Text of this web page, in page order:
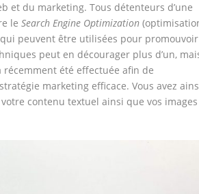
et du marketing. Tous détenteurs d’une
leSearch Engine Optimization
peuvent être utilisées pour promouvoir
peut en décourager plus d’un,
récemment été effectuée afin de
marketing efficace. Vous avez
contenu textuel ainsi que vos images